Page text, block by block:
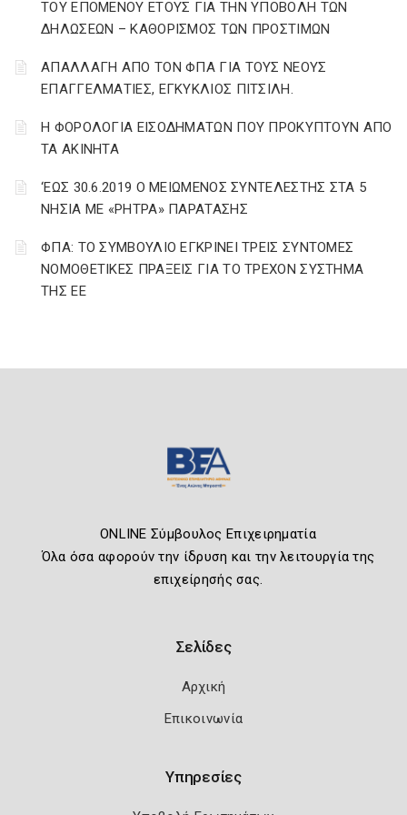
ΤΟΥ ΕΠΟΜΕΝΟΥ ΕΤΟΥΣ ΓΙΑ ΤΗΝ ΥΠΟΒΟΛΗ ΤΩΝ
ΔΗΛΩΣΕΩΝ – ΚΑΘΟΡΙΣΜΟΣ ΤΩΝ ΠΡΟΣΤΙΜΩΝ
ΑΠΑΛΛΑΓΗ ΑΠΟ ΤΟΝ ΦΠΑ ΓΙΑ ΤΟΥΣ ΝΕΟΥΣ
ΕΠΑΓΓΕΛΜΑΤΙΕΣ, ΕΓΚΥΚΛΙΟΣ ΠΙΤΣΙΛΗ.
Η ΦΟΡΟΛΟΓΙΑ ΕΙΣΟΔΗΜΑΤΩΝ ΠΟΥ ΠΡΟΚΥΠΤΟΥΝ ΑΠΟ
ΤΑ ΑΚΙΝΗΤΑ
‘ΕΩΣ 30.6.2019 Ο ΜΕΙΩΜΕΝΟΣ ΣΥΝΤΕΛΕΣΤΗΣ ΣΤΑ 5
ΝΗΣΙΑ ΜΕ «ΡΗΤΡΑ» ΠΑΡΑΤΑΣΗΣ
ΦΠΑ: ΤΟ ΣΥΜΒΟΥΛΙΟ ΕΓΚΡΙΝΕΙ ΤΡΕΙΣ ΣΥΝΤΟΜΕΣ
ΝΟΜΟΘΕΤΙΚΕΣ ΠΡΑΞΕΙΣ ΓΙΑ ΤΟ ΤΡΕΧΟΝ ΣΥΣΤΗΜΑ
ΤΗΣ ΕΕ
ONLINE Σύμβουλος Επιχειρηματία
Όλα όσα αφορούν την ίδρυση και την λειτουργία της
επιχείρησής σας.
Σελίδες
Αρχική
Επικοινωνία
Υπηρεσίες